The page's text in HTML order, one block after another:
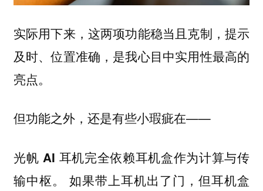
实际用下来，这两项功能稳当且克制，提示
及时、位置准确，是我心目中实用性最高的
亮点。
但功能之外，还是有些小瑕疵在——
光帆 AI 耳机完全依赖耳机盒作为计算与传
输中枢。
如果带上耳机出了门，但耳机盒